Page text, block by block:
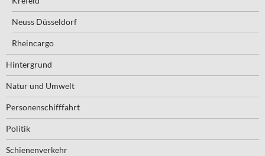
Neuss Düsseldorf
Rheincargo
Hintergrund
Natur und Umwelt
Personenschifffahrt
Politik
Schienenverkehr